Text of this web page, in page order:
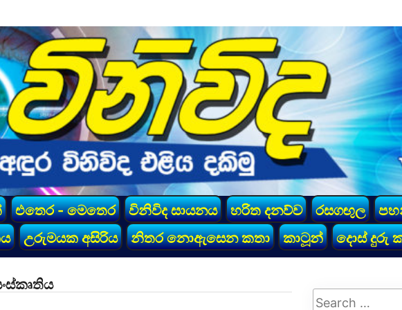
එතෙර - මෙතෙර විනිවිද සායනය හරිත දනව්ව රසගඟුල
උරුමයක අසිරිය නිතර නොඇසෙන කතා කාටූන් දොස් දුරු